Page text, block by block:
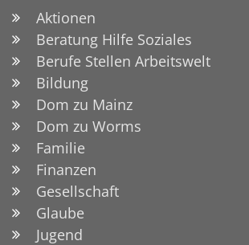
Aktionen
Beratung Hilfe Soziales
Berufe Stellen Arbeitswelt
Bildung
Dom zu Mainz
Dom zu Worms
Familie
Finanzen
Gesellschaft
Glaube
Jugend